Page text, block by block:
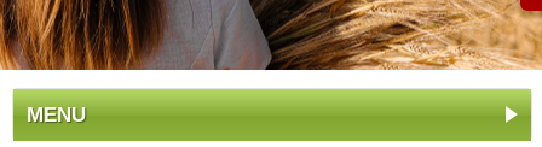
MENU